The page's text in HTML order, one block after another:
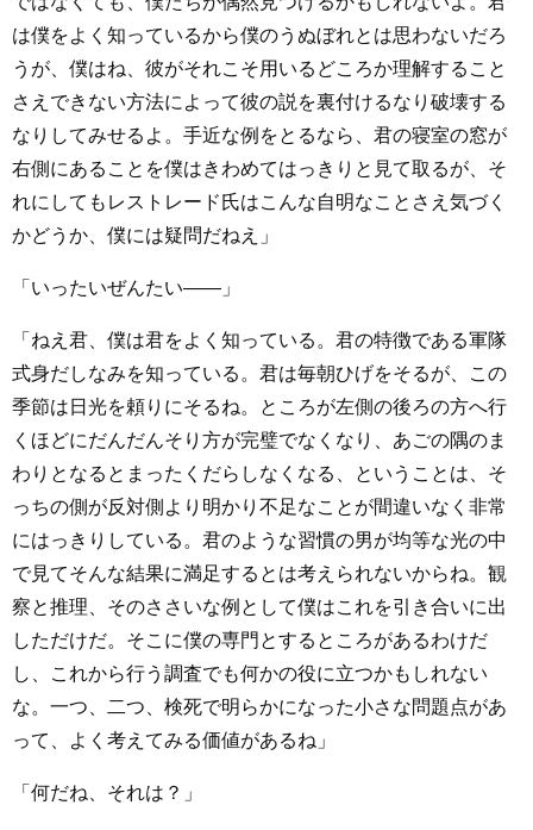
は僕をよく知っているから僕のうぬぼれとは思わないだろ
うが、僕はね、彼がそれこそ用いるどころか理解すること
さえできない方法によって彼の説を裏付けるなり破壊する
なりしてみせるよ。手近な例をとるなら、君の寝室の窓が
右側にあることを僕はきわめてはっきりと見て取るが、そ
れにしてもレストレード氏はこんな自明なことさえ気づく
かどうか、僕には疑問だねえ」
「いったいぜんたい――」
「ねえ君、僕は君をよく知っている。君の特徴である軍隊
式身だしなみを知っている。君は毎朝ひげをそるが、この
季節は日光を頼りにそるね。ところが左側の後ろの方へ行
くほどにだんだんそり方が完璧でなくなり、あごの隅のま
わりとなるとまったくだらしなくなる、ということは、そ
っちの側が反対側より明かり不足なことが間違いなく非常
にはっきりしている。君のような習慣の男が均等な光の中
で見てそんな結果に満足するとは考えられないからね。観
察と推理、そのささいな例として僕はこれを引き合いに出
しただけだ。そこに僕の専門とするところがあるわけだ
し、これから行う調査でも何かの役に立つかもしれない
な。一つ、二つ、検死で明らかになった小さな問題点があ
って、よく考えてみる価値があるね」
「何だね、それは？」